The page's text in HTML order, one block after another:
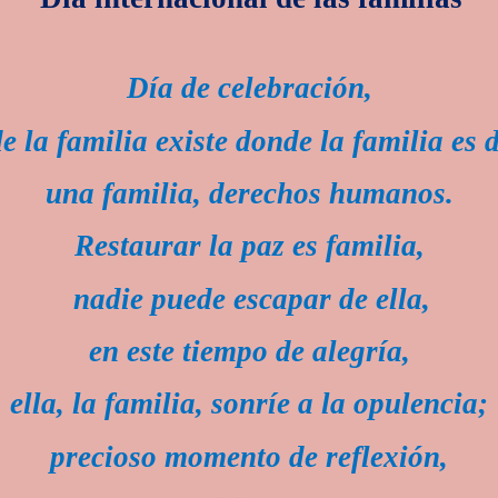
Día de celebración,
la familia existe donde la familia es
una familia, derechos humanos.
Restaurar la paz es familia,
nadie puede escapar de ella,
en este tiempo de alegría,
ella, la familia, sonríe a la opulencia;
precioso momento de reflexión,